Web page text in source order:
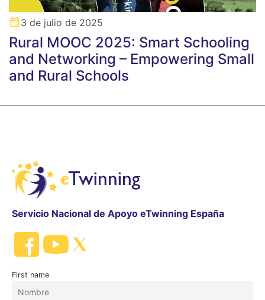
3 de julio de 2025
Rural MOOC 2025: Smart Schooling
and Networking – Empowering Small
and Rural Schools
Servicio Nacional de Apoyo eTwinning España
First name